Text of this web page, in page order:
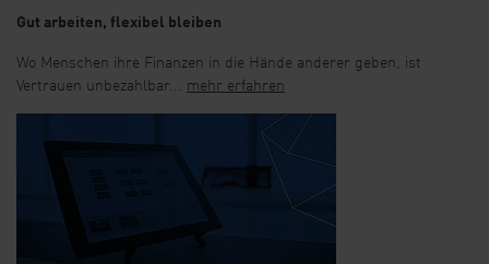
Gut arbeiten, flexibel bleiben
Wo Menschen ihre Finanzen in die Hände anderer geben, ist
Vertrauen unbezahlbar... mehr erfahren